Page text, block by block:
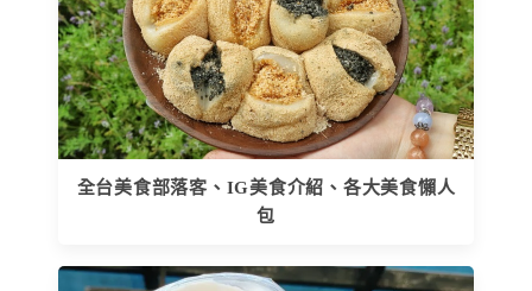
全台美食部落客、IG美食介紹、各大美食懶人
包